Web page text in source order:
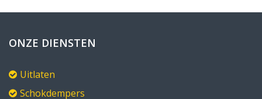
ONZE DIENSTEN
Uitlaten
Schokdempers